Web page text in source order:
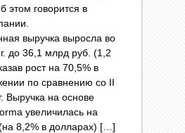
этом говорится в
выручка выросла во
до 36,1 млрд руб. (1,2
рост на 70,5% в
по сравнению со II
Выручка на основе
увеличилась на
8,2% в долларах) […]